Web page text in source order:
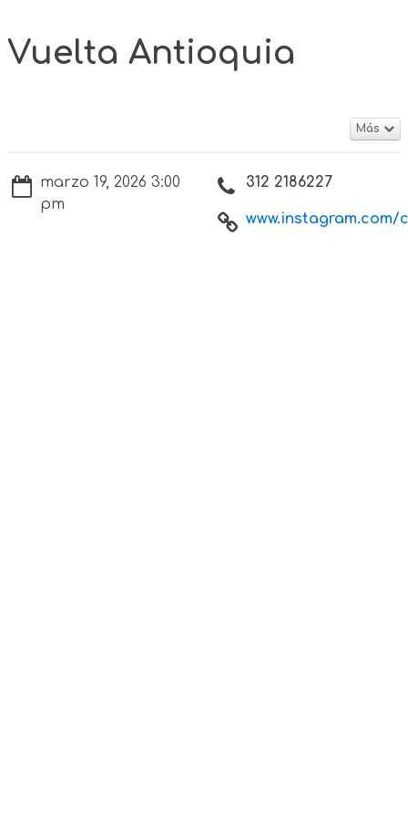
Vuelta Antioquia
Más
marzo 19, 2026 3:00
pm
312 2186227
www.instagram.com/